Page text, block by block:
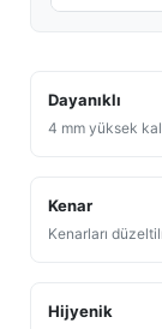
Dayanıklı
4 mm yüksek
Kenar
Kenarları
Hijyenik